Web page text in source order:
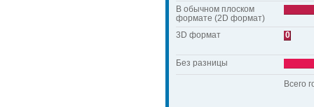
В обычном плоском
формате (2D формат)
3D формат
0
Без разницы
Всего